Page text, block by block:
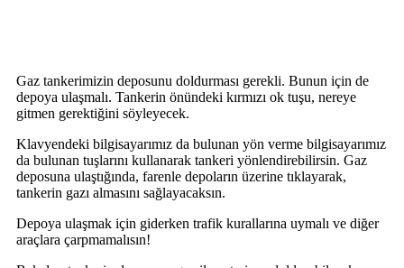
Gaz tankerimizin deposunu doldurması gerekli. Bunun için de
depoya ulaşmalı. Tankerin önündeki kırmızı ok tuşu, nereye
gitmen gerektiğini söyleyecek.
Klavyendeki bilgisayarımız da bulunan yön verme bilgisayarımız
da bulunan tuşlarını kullanarak tankeri yönlendirebilirsin. Gaz
deposuna ulaştığında, farenle depoların üzerine tıklayarak,
tankerin gazı almasını sağlayacaksın.
Depoya ulaşmak için giderken trafik kurallarına uymalı ve diğer
araçlara çarpmamalısın!